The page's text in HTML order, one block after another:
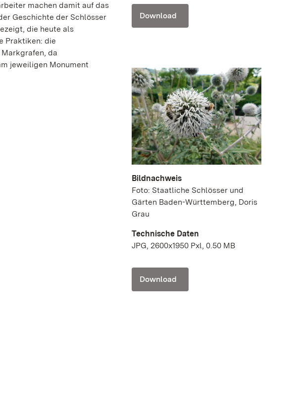
machen damit auf das
Geschichte der Schlösser
die heute als
Praktiken: die
da
jeweiligen Monument
Download
Bildnachweis
Foto: Staatliche Schlösser und
Gärten Baden-Württemberg, Doris
Grau
Technische Daten
JPG, 2600x1950 Pxl, 0.50 MB
Download